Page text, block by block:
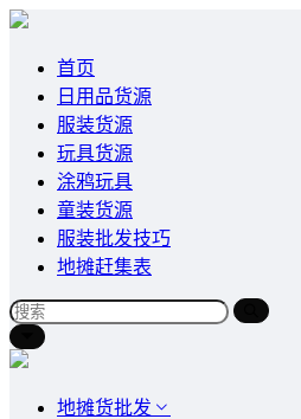
首页
日用品货源
服装货源
玩具货源
涂鸦玩具
童装货源
服装批发技巧
地摊赶集表
地摊货批发